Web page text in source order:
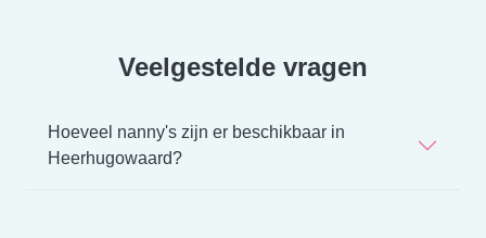
Veelgestelde vragen
Hoeveel nanny's zijn er beschikbaar in
Heerhugowaard?